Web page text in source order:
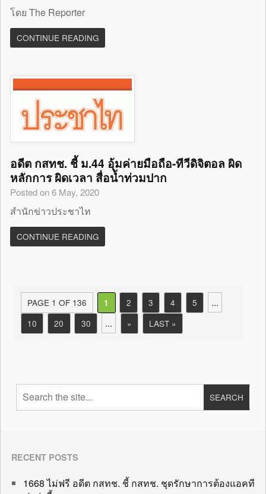
โดย The Reporter
CONTINUE READING
อดีต กสทช. ชี้ ม.44 อุ้มค่ายมือถือ-ทีวีดิจิตอล ผิด
หลักการ ผิดเวลา สื่อน้ำท่วมปาก
Posted on 6 May, 2020
สำนักข่าวประชาไท
CONTINUE READING
PAGE 1 OF 136 1 2 3 4 5 ...
10 20 30 ... » LAST »
RECENT POSTS
1668 ไม่ฟรี อดีต กสทช. ชี้ กสทช. ชุดรักษาการต้องแอคที